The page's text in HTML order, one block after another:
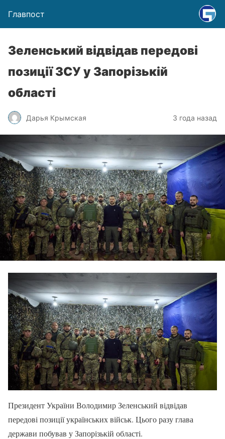
Главпост
Зеленський відвідав передові
позиції ЗСУ у Запорізькій
області
Дарья Крымская 3 года назад
Президент України Володимир Зеленський відвідав
передові позиції українських військ. Цього разу глава
держави побував у Запорізькій області.